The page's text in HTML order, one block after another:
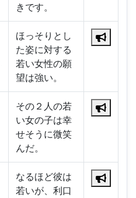
きです。
ほっそりとし
た姿に対する
若い女性の願
望は強い。
その２人の若
い女の子は幸
せそうに微笑
んだ。
なるほど彼は
若いが、利口